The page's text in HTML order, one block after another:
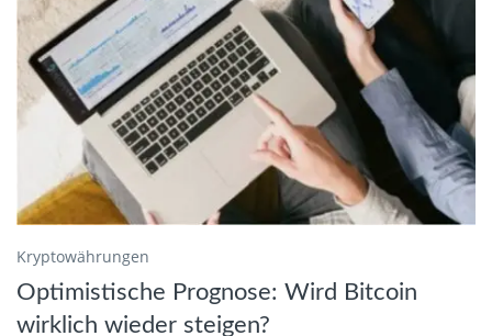
Kryptowährungen
Optimistische Prognose: Wird Bitcoin
wirklich wieder steigen?